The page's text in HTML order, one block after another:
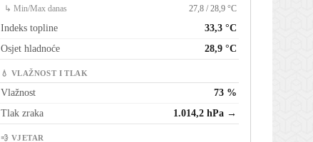
↳ Min/Max danas 27,8 / 28,9 °C
Indeks topline
33,3 °C
Osjet hladnoće
28,9 °C
💧 VLAŽNOST I TLAK
Vlažnost
73 %
Tlak zraka
1.014,2 hPa →
💨 VJETAR